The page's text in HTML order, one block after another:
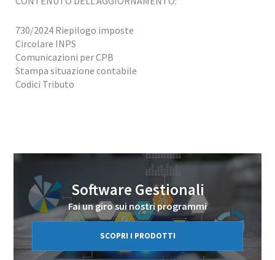
730/2024 Riepilogo imposte
Circolare INPS
Comunicazioni per CPB
Stampa situazione contabile
Codici Tributo
Software Gestionali
Fai un giro sui nostri programmi
SCOPRI I PRODOTTI